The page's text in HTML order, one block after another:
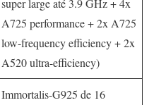
super large até 3.9 GHz + 4x
A725 performance + 2x A725
low-frequency efficiency + 2x
A520 ultra-efficiency)
Immortalis-G925 de 16